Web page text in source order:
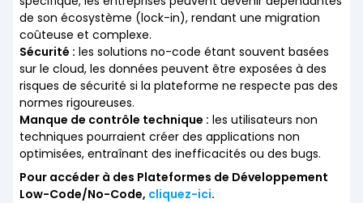
de son écosystème (lock-in), rendant une migration
coûteuse et complexe.
Sécurité : les solutions no-code étant souvent basées
sur le cloud, les données peuvent être exposées à des
risques de sécurité si la plateforme ne respecte pas des
normes rigoureuses.
Manque de contrôle technique : les utilisateurs non
techniques pourraient créer des applications non
optimisées, entraînant des inefficacités ou des bugs.
Pour accéder à des Plateformes de Développement
Low-Code/No-Code, cliquez-ici.